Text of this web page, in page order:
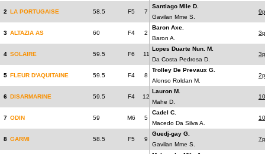
2 LA PORTUGAISE 58.5 F5 7
Santiago Mlle D.
Gavilan Mme S.
3 ALTAZIA AS 60 F4 2
Baron Axe.
Baron A.
4 SOLAIRE 59.5 F6 11
Lopes Duarte Nun. M.
Da Costa Pedrosa D.
5 FLEUR D'AQUITAINE 59.5 F4 8
Trolley De Prevaux G.
Alonso Roldan M.
6 DISARMARINE 59.5 F4 12
Lauron M.
Mahe D.
7 ODIN 59 M6 5
Cadel C.
Macedo Da Silva A.
8 GARMI 58.5 F5 9
Guedj-gay G.
Gavilan Mme S.